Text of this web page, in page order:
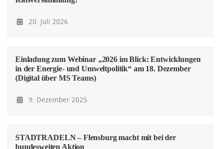
20. Juli 2026
Einladung zum Webinar „2026 im Blick: Entwicklungen
in der Energie- und Umweltpolitik“ am 18. Dezember
(Digital über MS Teams)
9. Dezember 2025
STADTRADELN – Flensburg macht mit bei der
bundesweiten Aktion